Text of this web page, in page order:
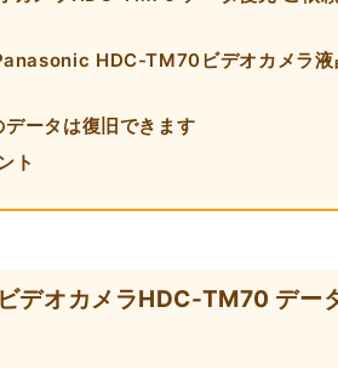
HDC-TM70ビデオカメラ液
ータは復旧できます
ト
デオカメラHDC-TM70 デー